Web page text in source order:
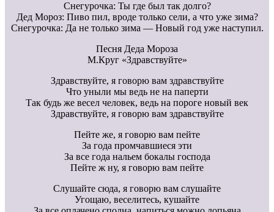
Снегурочка: Ты где был так долго?
Дед Мороз: Пиво пил, вроде только сели, а что уже зима?
Снегурочка: Да не только зима — Новый год уже наступил.
Песня Деда Мороза
М.Круг «Здравствуйте»
Здравствуйте, я говорю вам здравствуйте
Что уныли мы ведь не на паперти
Так будь же весел человек, ведь на пороге новый век
Здравствуйте, я говорю вам здравствуйте
Пейте же, я говорю вам пейте
За года промчавшиеся эти
За все года нальем бокалы господа
Пейте ж ну, я говорю вам пейте
Слушайте сюда, я говорю вам слушайте
Угощаю, веселитесь, кушайте